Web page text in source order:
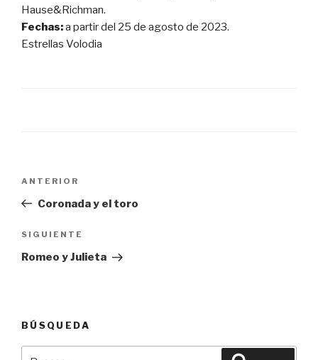
Hause&Richman.
Fechas:a partir del 25 de agosto de 2023.
Estrellas Volodia
entradas
Entrada
anterior:
ANTERIOR
Coronada y el toro
Siguiente
entrada
SIGUIENTE
Romeo y Julieta
BÚSQUEDA